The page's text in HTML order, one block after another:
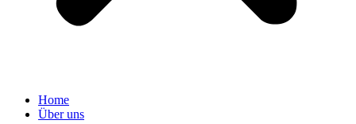
Home
Über uns